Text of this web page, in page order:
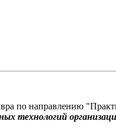
по направлению
технологий